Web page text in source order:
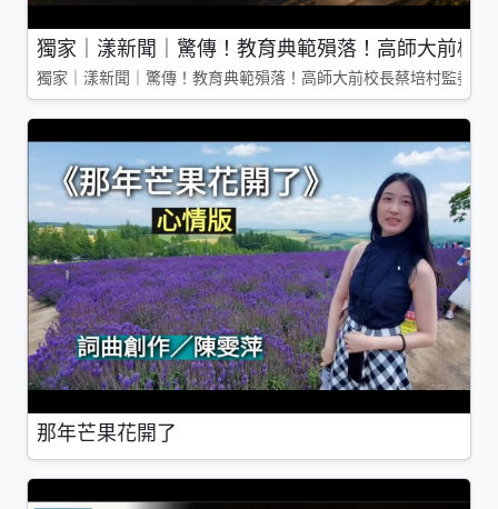
獨家｜漾新聞｜驚傳！教育典範殞落！高師大前校
獨家｜漾新聞｜驚傳！教育典範殞落！高師大前校長蔡培村監委
那年芒果花開了